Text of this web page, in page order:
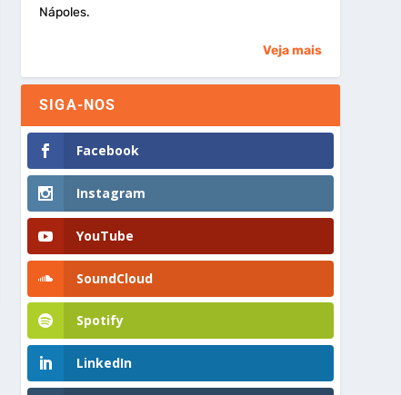
Nápoles.
Veja mais
SIGA-NOS
Facebook
Instagram
YouTube
SoundCloud
Spotify
LinkedIn